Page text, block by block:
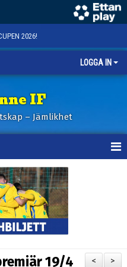
2026!
LOGGA IN
IF
– Jämlikhet
>
<
19/4